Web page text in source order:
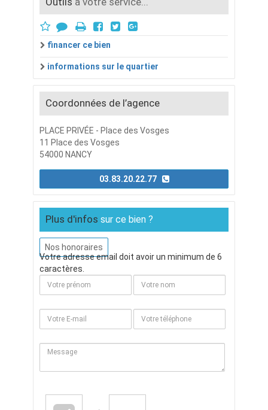
financer ce bien
informations sur le quartier
Coordonnées de l’agence
PLACE PRIVÉE - Place des Vosges
11 Place des Vosges
54000 NANCY
Plus d'infos sur ce bien ?
Nos honoraires
Votre adresse email doit avoir un minimum de 6
caractères.